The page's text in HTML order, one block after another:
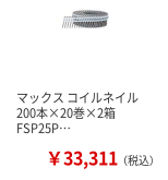
マックス コイルネイル
200本×20巻×2箱
FSP25P…
￥33,311 （税込）